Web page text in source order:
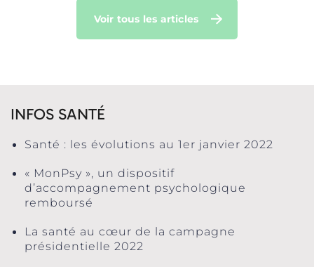
Voir tous les articles
INFOS SANTÉ
Santé : les évolutions au 1er janvier 2022
« MonPsy », un dispositif
d’accompagnement psychologique
remboursé
La santé au cœur de la campagne
présidentielle 2022